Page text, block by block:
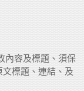
內容及標題、須保
標題、連結、及